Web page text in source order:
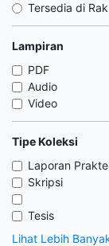
Tersedia di Rak
Lampiran
PDF
Audio
Video
Tipe Koleksi
Laporan
Skripsi
Tesis
Lihat Lebih